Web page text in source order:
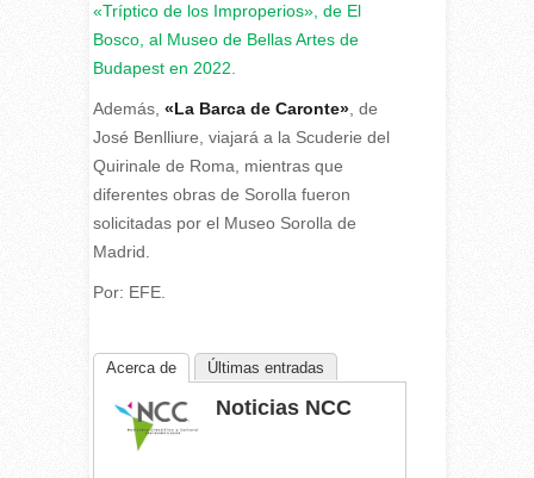
«Tríptico de los Improperios», de El
Bosco, al Museo de Bellas Artes de
Budapest en 2022.
Además, «La Barca de Caronte», de
José Benlliure, viajará a la Scuderie del
Quirinale de Roma, mientras que
diferentes obras de Sorolla fueron
solicitadas por el Museo Sorolla de
Madrid.
Por: EFE.
Acerca de Últimas entradas
Noticias NCC